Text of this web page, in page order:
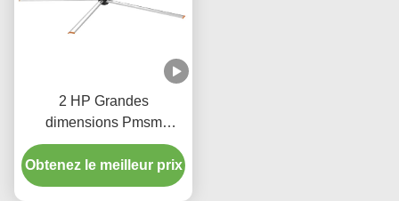
2 HP Grandes
dimensions Pmsm
Ventilateurs de plafond
entrepôt ventilateur HVLS
220V
Obtenez le meilleur prix